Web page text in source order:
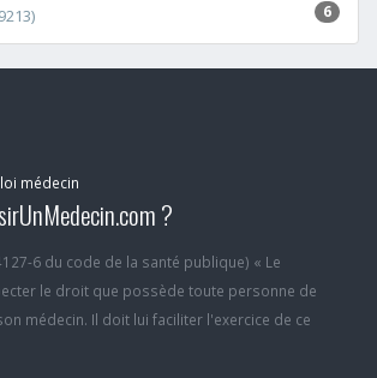
6
médecin
?
6 du code de la santé publique) « Le
le droit que possède toute personne de
médecin. Il doit lui faciliter l'exercice de ce